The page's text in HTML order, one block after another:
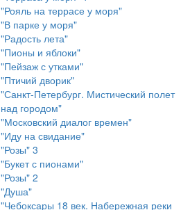
"Рояль на террасе у моря"
"В парке у моря"
"Радость лета"
"Пионы и яблоки"
"Пейзаж с утками"
"Птичий дворик"
"Санкт-Петербург. Мистический полет
над городом"
"Московский диалог времен"
"Иду на свидание"
"Розы" 3
"Букет с пионами"
"Розы" 2
"Душа"
"Чебоксары 18 век. Набережная реки